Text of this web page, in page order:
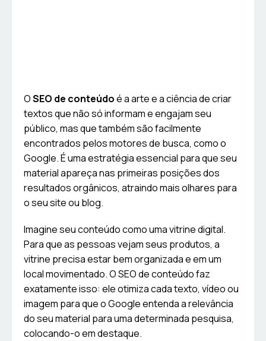
OSEO de conteúdoé a arte e a ciência de criar
textos que não só informam e engajam seu
público, mas que também são facilmente
encontrados pelos motores de busca, como o
Google. É uma estratégia essencial para que seu
material apareça nas primeiras posições dos
resultados orgânicos, atraindo mais olhares para
o seu site ou blog.
Imagine seu conteúdo como uma vitrine digital.
Para que as pessoas vejam seus produtos, a
vitrine precisa estar bem organizada e em um
local movimentado. O SEO de conteúdo faz
exatamente isso: ele otimiza cada texto, vídeo ou
imagem para que o Google entenda a relevância
do seu material para uma determinada pesquisa,
colocando-o em destaque.